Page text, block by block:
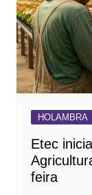
HOLAMBRA
Etec
feira